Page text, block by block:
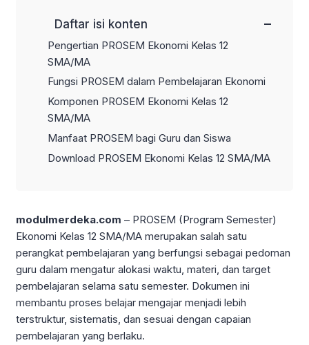
Daftar isi konten −
Pengertian PROSEM Ekonomi Kelas 12
SMA/MA
Fungsi PROSEM dalam Pembelajaran Ekonomi
Komponen PROSEM Ekonomi Kelas 12
SMA/MA
Manfaat PROSEM bagi Guru dan Siswa
Download PROSEM Ekonomi Kelas 12 SMA/MA
modulmerdeka.com – PROSEM (Program Semester)
Ekonomi Kelas 12 SMA/MA merupakan salah satu
perangkat pembelajaran yang berfungsi sebagai pedoman
guru dalam mengatur alokasi waktu, materi, dan target
pembelajaran selama satu semester. Dokumen ini
membantu proses belajar mengajar menjadi lebih
terstruktur, sistematis, dan sesuai dengan capaian
pembelajaran yang berlaku.